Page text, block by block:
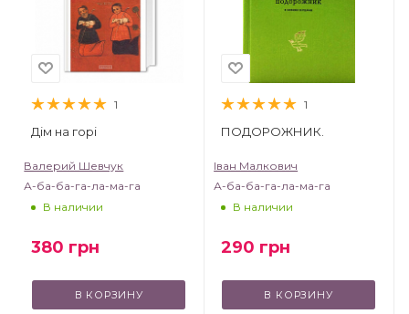
1
Дім на горі
Валерий Шевчук
А-ба-ба-га-ла-ма-га
В наличии
380 грн
В КОРЗИНУ
1
ПОДОРОЖНИК.
Іван Малкович
А-ба-ба-га-ла-ма-га
В наличии
290 грн
В КОРЗИНУ